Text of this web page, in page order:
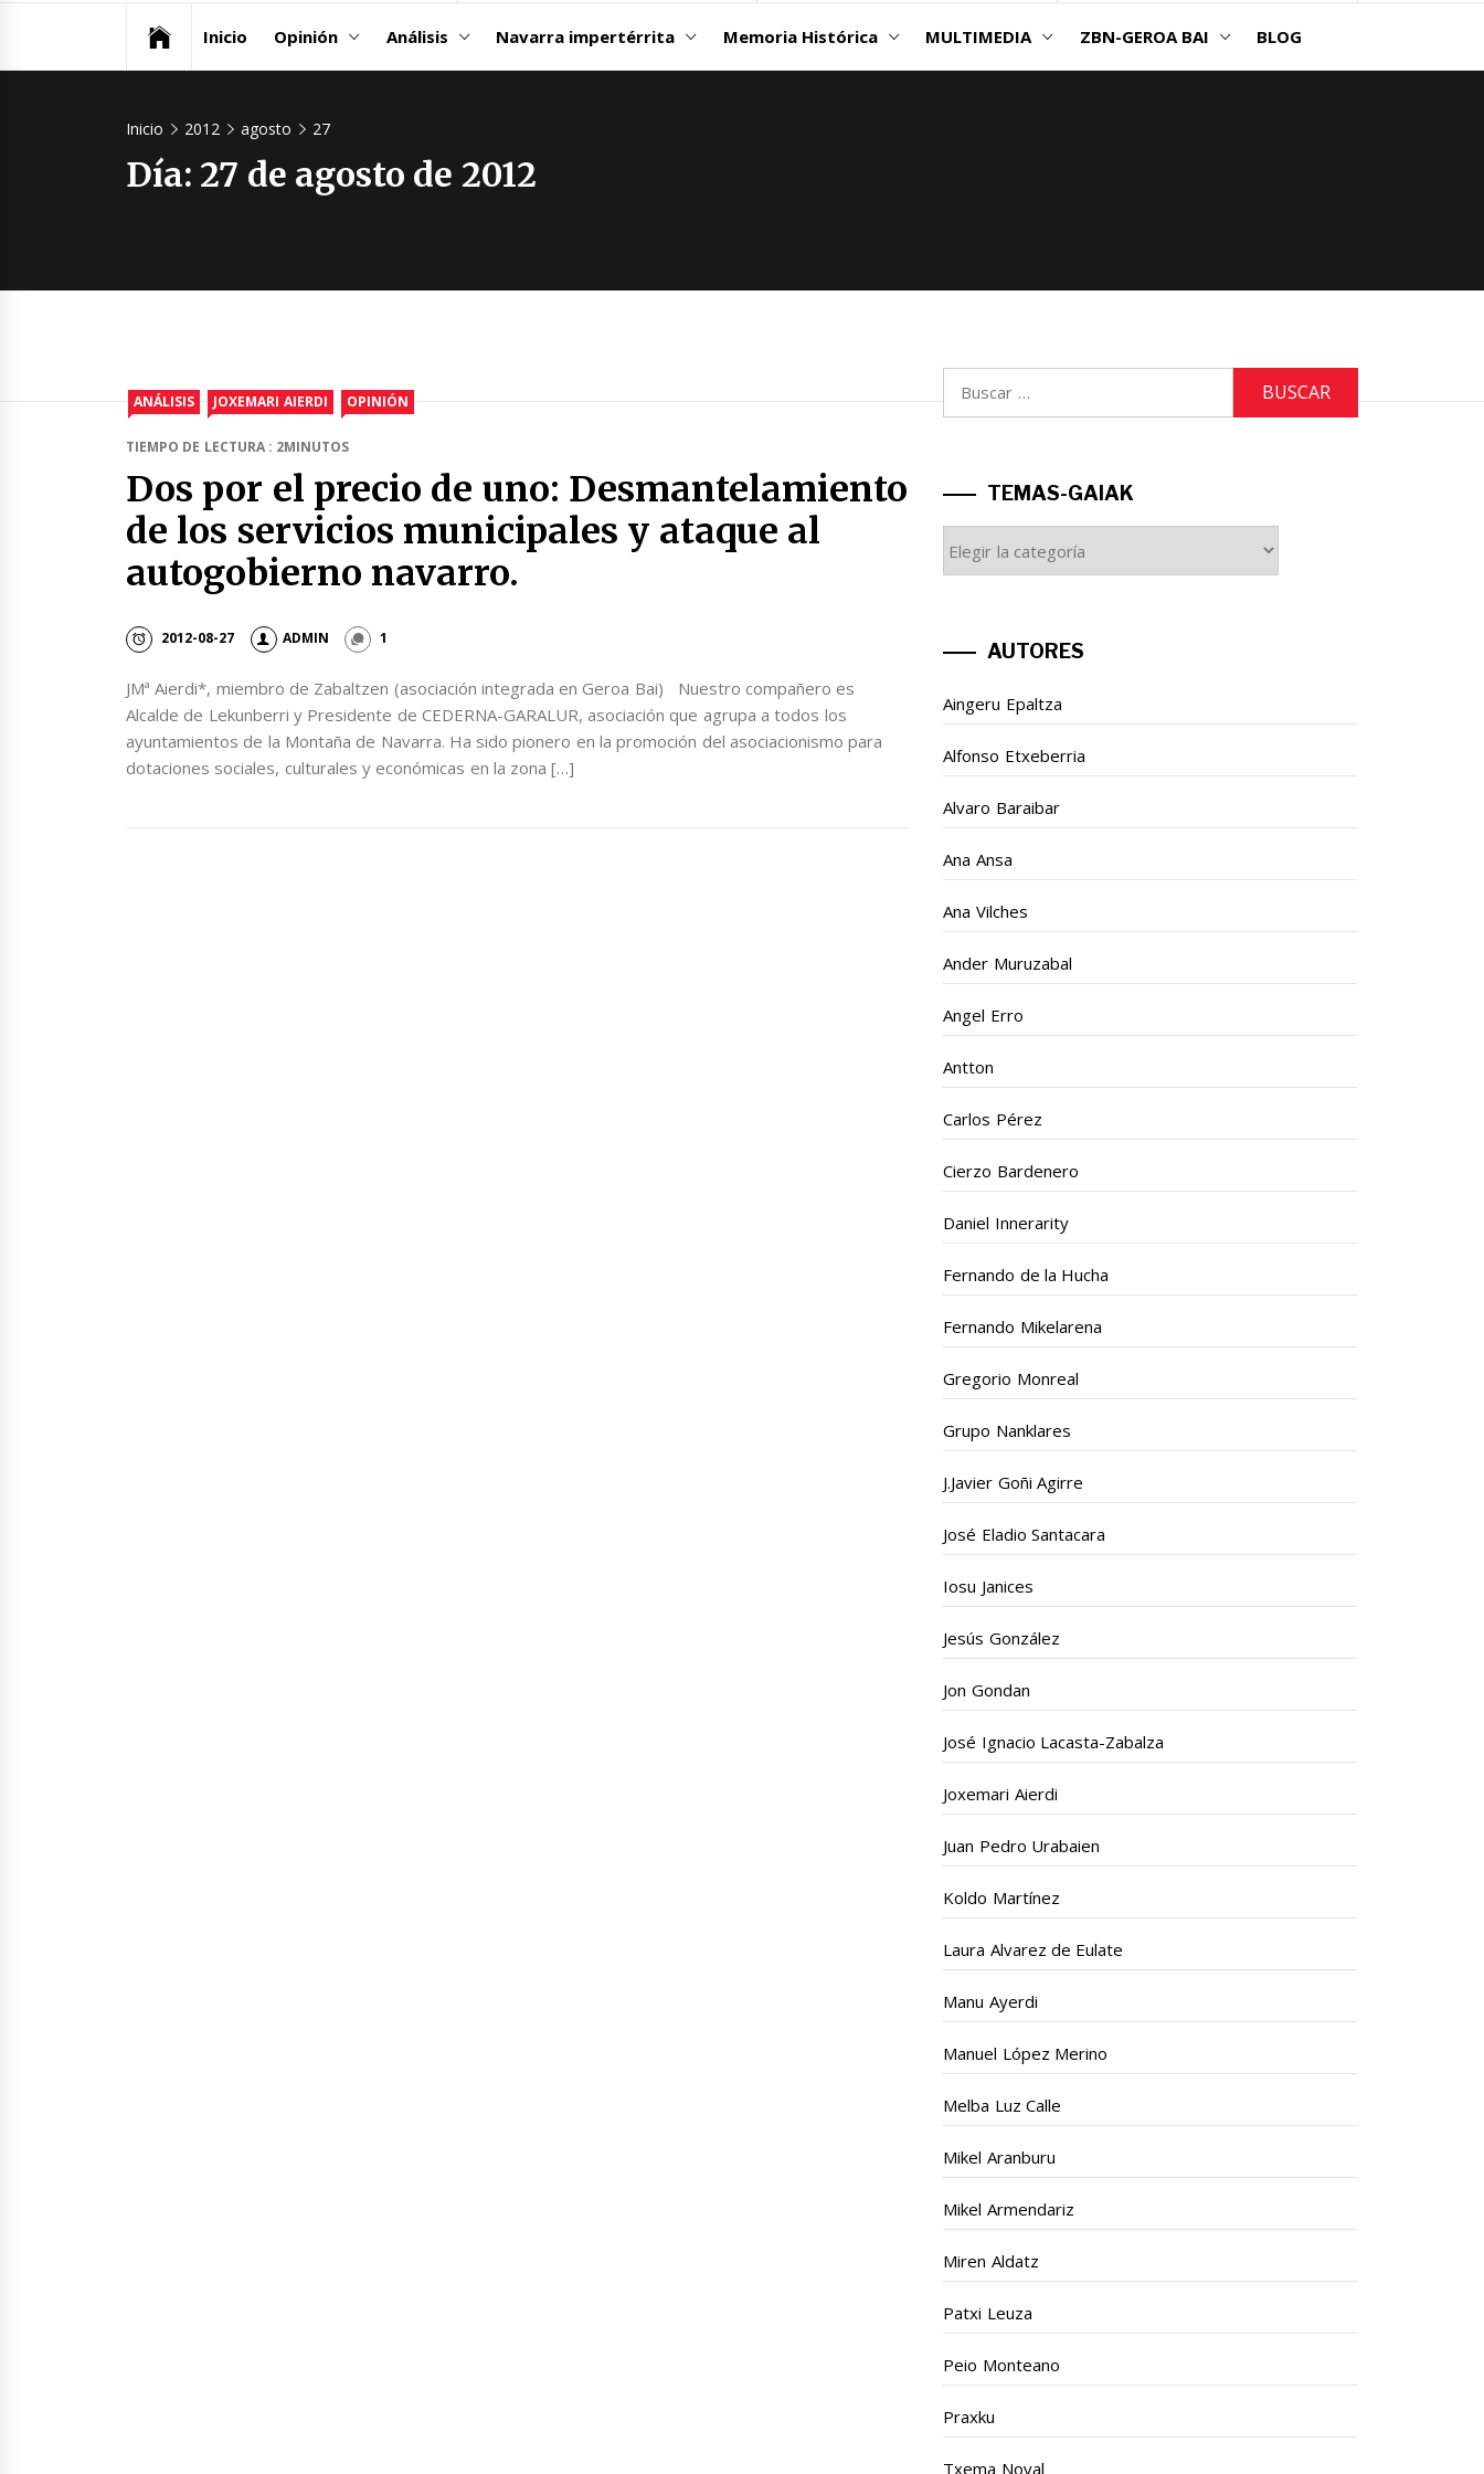
Inicio Opinión Análisis Navarra impertérrita Memoria Histórica MULTIMEDIA ZBN-GEROA BAI BLOG
Inicio 2012 agosto 27
Día: 27 de agosto de 2012
ANÁLISIS JOXEMARI AIERDI OPINIÓN
TIEMPO DE LECTURA : 2MINUTOS
Dos por el precio de uno: Desmantelamiento
de los servicios municipales y ataque al
autogobierno navarro.
2012-08-27 ADMIN 1
JMª Aierdi*, miembro de Zabaltzen (asociación integrada en Geroa Bai) Nuestro compañero es
Alcalde de Lekunberri y Presidente de CEDERNA-GARALUR, asociación que agrupa a todos los
ayuntamientos de la Montaña de Navarra. Ha sido pionero en la promoción del asociacionismo para
dotaciones sociales, culturales y económicas en la zona […]
TEMAS-GAIAK
GAIAK
AUTORES
Aingeru Epaltza
Alfonso Etxeberria
Alvaro Baraibar
Ana Ansa
Ana Vilches
Ander Muruzabal
Angel Erro
Antton
Carlos Pérez
Cierzo Bardenero
Daniel Innerarity
Fernando de la Hucha
Fernando Mikelarena
Gregorio Monreal
Grupo Nanklares
J.Javier Goñi Agirre
José Eladio Santacara
Iosu Janices
Jesús González
Jon Gondan
José Ignacio Lacasta-Zabalza
Joxemari Aierdi
Juan Pedro Urabaien
Koldo Martínez
Laura Alvarez de Eulate
Manu Ayerdi
Manuel López Merino
Melba Luz Calle
Mikel Aranburu
Mikel Armendariz
Miren Aldatz
Patxi Leuza
Peio Monteano
Praxku
Txema Noval